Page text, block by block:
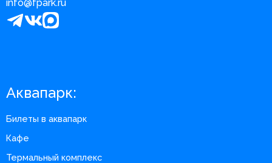
info@fpark.ru
Аквапарк:
Билеты в аквапарк
Кафе
Термальный комплекс